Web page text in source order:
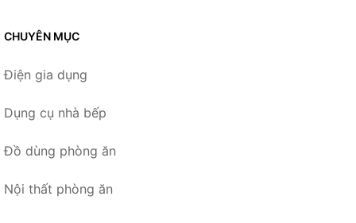
CHUYÊN MỤC
Điện gia dụng
Dụng cụ nhà bếp
Đồ dùng phòng ăn
Nội thất phòng ăn